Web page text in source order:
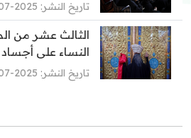
تاريخ النشر: 2025-07-15
الثالث عشر من
النساء على أجساد
تاريخ النشر: 2025-07-12